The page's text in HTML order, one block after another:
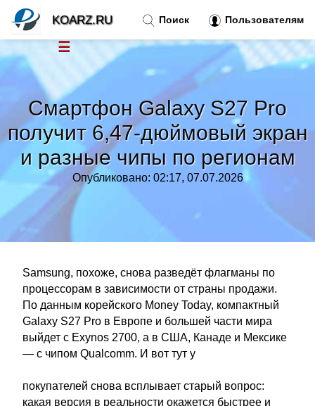
Смартфон Galaxy S27 Pro
получит 6,47-дюймовый экран
и разные чипы по регионам
Опубликовано: 02:17, 07.07.2026
Samsung, похоже, снова разведёт флагманы по
процессорам в зависимости от страны продажи.
По данным корейского Money Today, компактный
Galaxy S27 Pro в Европе и большей части мира
выйдет с Exynos 2700, а в США, Канаде и Мексике
— с чипом Qualcomm. И вот тут у
покупателей снова всплывает старый вопрос:
какая версия в реальности окажется быстрее и
Поиск Пользователям
KOARZ.RU
☰
Новости
Тренды новостей»
Рубрики»
Правила »
Контакт»